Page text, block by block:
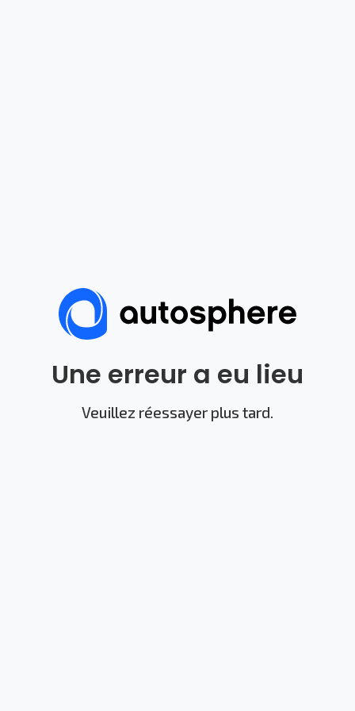
Une erreur a eu lieu
Veuillez réessayer plus tard.